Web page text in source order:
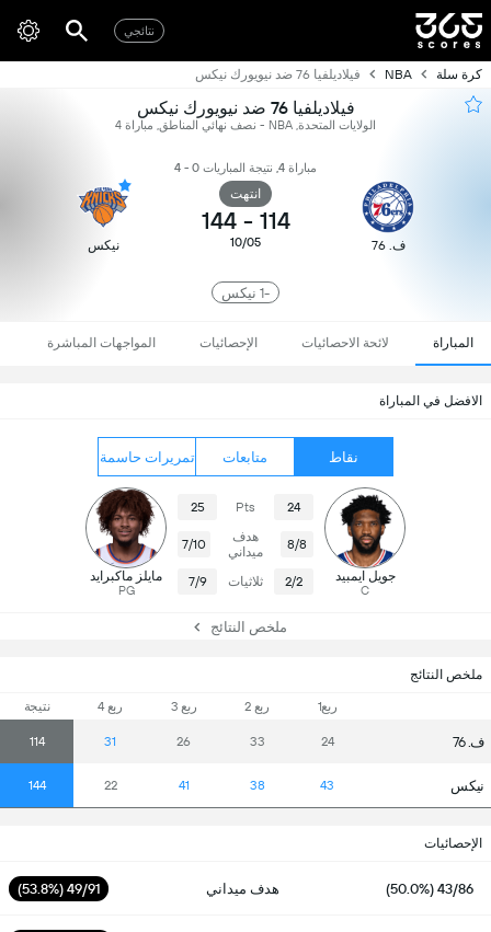
نتائجي
كرة سلة NBA فيلاديلفيا 76 ضد نيويورك نيكس
فيلاديلفيا 76 ضد نيويورك نيكس
الولايات المتحدة, NBA - نصف نهائي المناطق, مباراة 4
مباراة 4, نتيجة المباريات 0 - 4
ف. 76
انتهت
114
-
144
10/05 نيكس
-1 نيكس
المباراة لائحة الاحصائيات الإحصائيات المواجهات المباشرة
ملخص النتائج
ربع1 ربع 2 ربع 3 ربع 4 نتيجة
ف. 76 24
33
26
31
114
نيكس 43
38
41
22
144
الافضل في المباراة
نقاط متابعات تمريرات حاسمة
جويل ايمبيد
C
24
Pts
25
8/8
هدف
ميداني
7/10
2/2 ثلاثيات 7/9 مايلز ماكبرايد
PG
ملخص النتائج
الإحصائيات
43/86 (50.0%) هدف ميداني 49/91 (53.8%)